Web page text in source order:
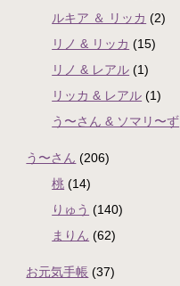
ルキア ＆ リッカ (2)
リノ & リッカ (15)
リノ & レアル (1)
リッカ & レアル (1)
う〜さん & ソマリ〜ず
う〜さん (206)
桃 (14)
りゅう (140)
まりん (62)
お元気手帳 (37)